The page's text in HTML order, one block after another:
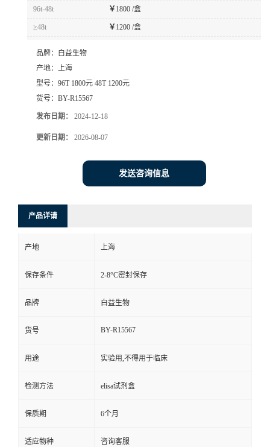
96t-48t ￥ 1800 /盒
≥48t ￥ 1200 /盒
品牌：
白益生物
产地： 上海
型号： 96T 1800元 48T 1200元
货号： BY-R15567
发布日期： 2024-12-18
更新日期： 2026-08-07
发送咨询信息
产品详请
产地 上海
保存条件 2-8°C密封保存
品牌 白益生物
货号 BY-R15567
用途 实验用,不得用于临床
检测方法 elisa试剂盒
保质期 6个月
适应物种 咨询客服